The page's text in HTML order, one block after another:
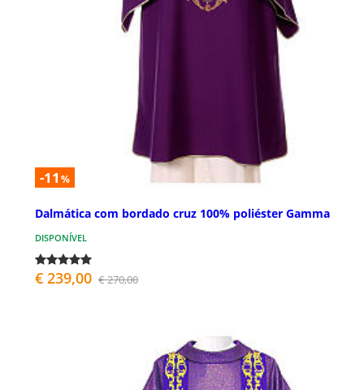
-11 %
Dalmática com bordado cruz 100% poliéster Gamma
DISPONÍVEL
€ 239,00 € 270,00